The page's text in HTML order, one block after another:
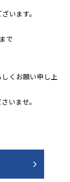
います。
で
くお願い申し上
いませ。